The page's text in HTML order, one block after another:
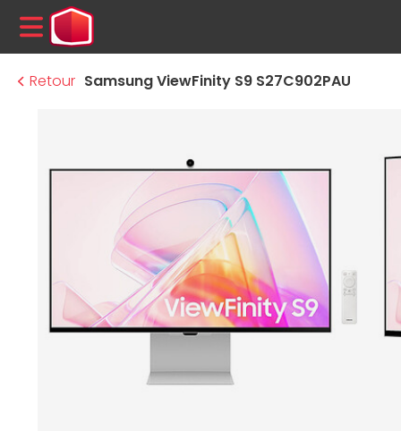
MENU
Retour Samsung ViewFinity S9 S27C902PAU